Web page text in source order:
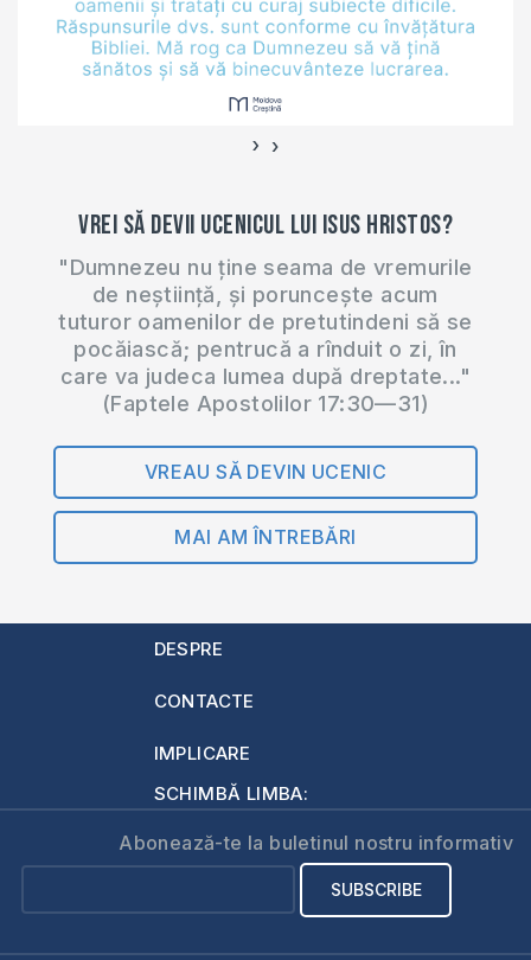
‹ ›
Vrei să devii ucenicul lui Isus Hristos?
"Dumnezeu nu ține seama de vremurile
de neștiință, și poruncește acum
tuturor oamenilor de pretutindeni să se
pocăiască; pentrucă a rînduit o zi, în
care va judeca lumea după dreptate..."
(Faptele Apostolilor 17:30—31)
VREAU SĂ DEVIN UCENIC
MAI AM ÎNTREBĂRI
DESPRE
CONTACTE
IMPLICARE
SCHIMBĂ LIMBA:
Abonează-te la buletinul nostru informativ